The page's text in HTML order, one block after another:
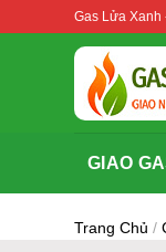
Gas Lửa Xanh
GIAO
Trang Chủ /